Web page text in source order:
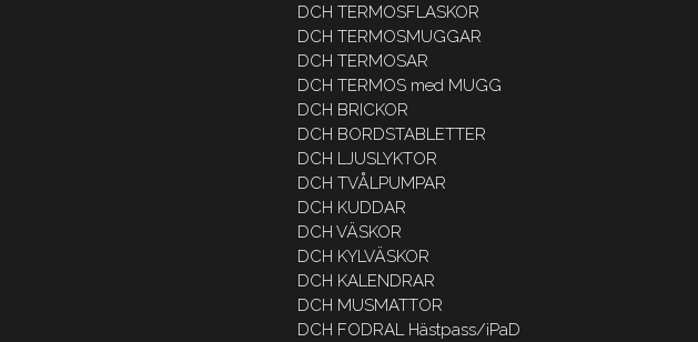
DCH TERMOSFLASKOR
DCH TERMOSMUGGAR
DCH TERMOSAR
DCH TERMOS med MUGG
DCH BRICKOR
DCH BORDSTABLETTER
DCH LJUSLYKTOR
DCH TVÅLPUMPAR
DCH KUDDAR
DCH VÄSKOR
DCH KYLVÄSKOR
DCH KALENDRAR
DCH MUSMATTOR
DCH FODRAL Hästpass/iPaD